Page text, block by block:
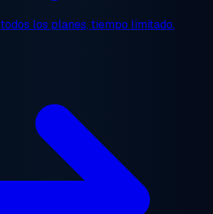
todos los planes, tiempo limitado.